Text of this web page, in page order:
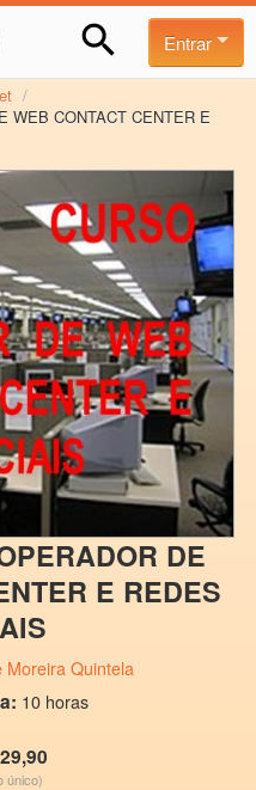
Entrar
/
WEB CONTACT CENTER E
DE
E REDES
Moreira Quintela
10 horas
único)